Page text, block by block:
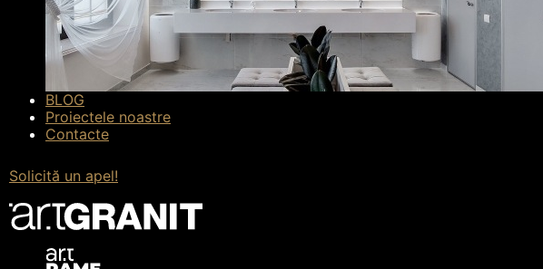
BLOG
Proiectele noastre
Contacte
Solicită un apel!
Caracteristici
Rezistența suprafeței
Fracturi și fisuri naturale
Îmbinare
Dimensiunile plăcii